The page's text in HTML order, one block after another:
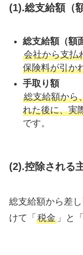
(1).総支給額（
総支給額（額
会社から支払
保険料が引か
手取り額
総支給額から
れた後に、実
です。
(2).控除される
総支給額から差
けて「 税金」と「